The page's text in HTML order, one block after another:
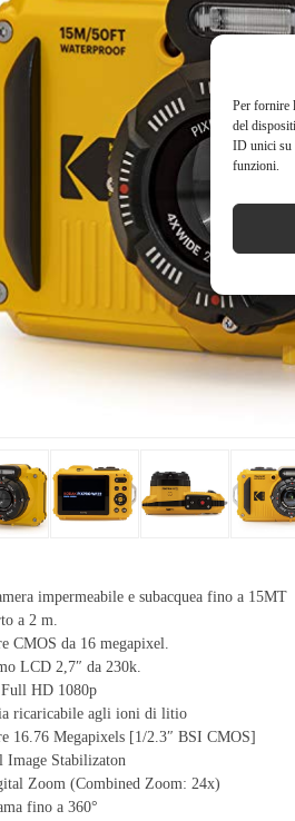
Per fornire
del
ID unici su
funzioni.
impermeabile e subacquea fino a 15MT
a 2 m.
CMOS da 16 megapixel.
LCD 2,7″ da 230k.
HD 1080p
ricaricabile agli ioni di litio
16.76 Megapixels [1/2.3″ BSI CMOS]
Image Stabilizaton
Zoom (Combined Zoom: 24x)
fino a 360°